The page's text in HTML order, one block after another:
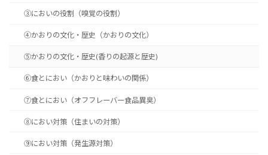
③においの役割（嗅覚の役割）
④かおりの文化・歴史（かおりの文化）
⑤かおりの文化・歴史(香りの起源と歴史)
⑥食とにおい（かおりと味わいの関係）
⑦食とにおい（オフフレーバー食品異臭）
⑧におい対策（住まいの対策）
⑨におい対策（発生源対策）